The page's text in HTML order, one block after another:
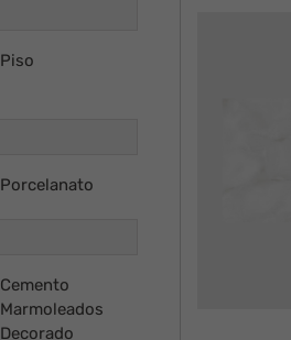
Piso
Porcelanato
Cemento
Marmoleados
Decorado